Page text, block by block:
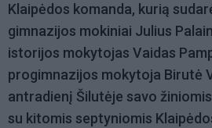
Klaipėdos komanda, kurią
gimnazijos mokiniai Julius
istorijos mokytojas Vaidas
progimnazijos mokytoja Birutė
antradienį Šilutėje savo
su kitomis septyniomis